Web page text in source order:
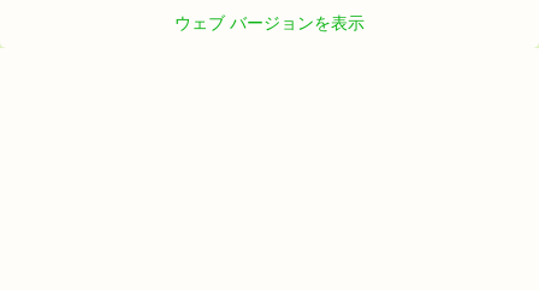
ウェブ バージョンを表示